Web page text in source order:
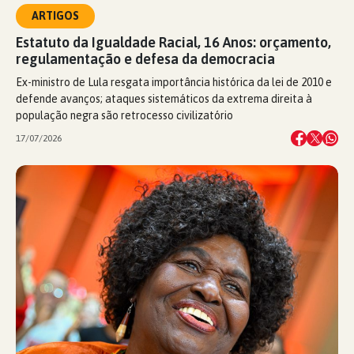
ARTIGOS
Estatuto da Igualdade Racial, 16 Anos: orçamento,
regulamentação e defesa da democracia
Ex-ministro de Lula resgata importância histórica da lei de 2010 e
defende avanços; ataques sistemáticos da extrema direita à
população negra são retrocesso civilizatório
17/07/2026